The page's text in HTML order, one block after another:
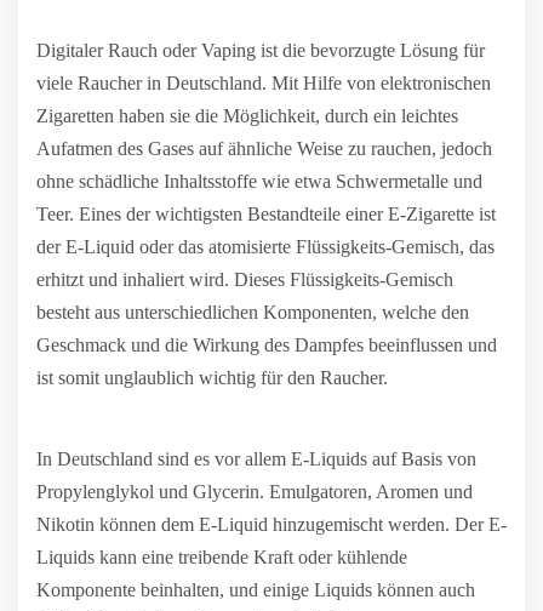
Digitaler Rauch oder Vaping ist die bevorzugte Lösung für
viele Raucher in Deutschland. Mit Hilfe von elektronischen
Zigaretten haben sie die Möglichkeit, durch ein leichtes
Aufatmen des Gases auf ähnliche Weise zu rauchen, jedoch
ohne schädliche Inhaltsstoffe wie etwa Schwermetalle und
Teer. Eines der wichtigsten Bestandteile einer E-Zigarette ist
der E-Liquid oder das atomisierte Flüssigkeits-Gemisch, das
erhitzt und inhaliert wird. Dieses Flüssigkeits-Gemisch
besteht aus unterschiedlichen Komponenten, welche den
Geschmack und die Wirkung des Dampfes beeinflussen und
ist somit unglaublich wichtig für den Raucher.
In Deutschland sind es vor allem E-Liquids auf Basis von
Propylenglykol und Glycerin. Emulgatoren, Aromen und
Nikotin können dem E-Liquid hinzugemischt werden. Der E-
Liquids kann eine treibende Kraft oder kühlende
Komponente beinhalten, und einige Liquids können auch